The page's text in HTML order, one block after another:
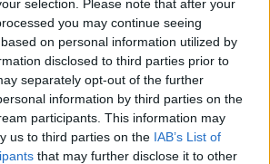
selection. Please note that after your
you may continue seeing
on personal information utilized by
disclosed to third parties prior to
separately opt-out of the further
information by third parties on the
participants. This information may
us to third parties on the IAB’s List of
that may further disclose it to other